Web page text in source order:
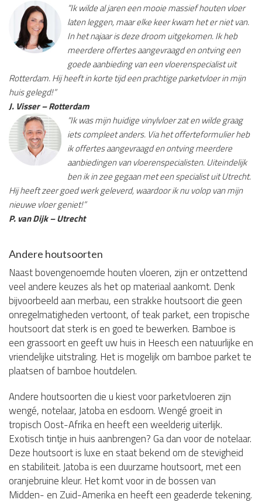
“Ik wilde al jaren een mooie massief houten vloer
laten leggen, maar elke keer kwam het er niet van.
In het najaar is deze droom uitgekomen. Ik heb
meerdere offertes aangevraagd en ontving een
goede aanbieding van een vloerenspecialist uit
Rotterdam. Hij heeft in korte tijd een prachtige parketvloer in mijn
huis gelegd!”
J. Visser – Rotterdam
“Ik was mijn huidige vinylvloer zat en wilde graag
iets compleet anders. Via het offerteformulier heb
ik offertes aangevraagd en ontving meerdere
aanbiedingen van vloerenspecialisten. Uiteindelijk
ben ik in zee gegaan met een specialist uit Utrecht.
Hij heeft zeer goed werk geleverd, waardoor ik nu volop van mijn
nieuwe vloer geniet!”
P. van Dijk – Utrecht
Andere houtsoorten
Naast bovengenoemde houten vloeren, zijn er ontzettend
veel andere keuzes als het op materiaal aankomt. Denk
bijvoorbeeld aan merbau, een strakke houtsoort die geen
onregelmatigheden vertoont, of teak parket, een tropische
houtsoort dat sterk is en goed te bewerken. Bamboe is
een grassoort en geeft uw huis in Heesch een natuurlijke en
vriendelijke uitstraling. Het is mogelijk om bamboe parket te
plaatsen of bamboe houtdelen.
Andere houtsoorten die u kiest voor parketvloeren zijn
wengé, notelaar, Jatoba en esdoorn. Wengé groeit in
tropisch Oost-Afrika en heeft een weelderig uiterlijk.
Exotisch tintje in huis aanbrengen? Ga dan voor de notelaar.
Deze houtsoort is luxe en staat bekend om de stevigheid
en stabiliteit. Jatoba is een duurzame houtsoort, met een
oranjebruine kleur. Het komt voor in de bossen van
Midden- en Zuid-Amerika en heeft een geaderde tekening.